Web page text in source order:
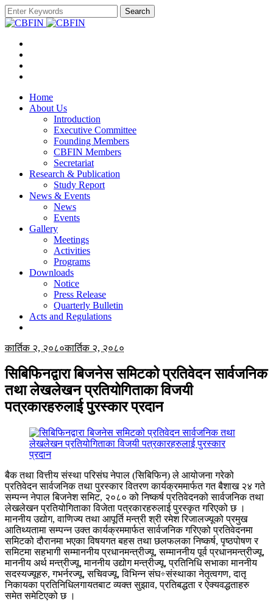
Search
Home
About Us
Introduction
Executive Committee
Founding Members
CBFIN Members
Secretariat
Research & Publication
Study Report
News & Events
News
Events
Gallery
Meetings
Activities
Programs
Downloads
Notice
Press Release
Quarterly Bulletin
Acts and Regulations
कार्तिक २, २०८०कार्तिक २, २०८०
सिबिफिनद्वारा बिजनेस समिटको प्रतिवेदन सार्वजनिक
तथा लेखलेखन प्रतियोगिताका विजयी
पत्रकारहरुलाई पुरस्कार प्रदान
बैक तथा वित्तीय संस्था परिसंघ नेपाल (सिबिफिन) ले आयोजना गरेको
प्रतिवेदन सार्वजनिक तथा पुरस्कार वितरण कार्यक्रममार्फत गत बैशाख २४ गते
सम्पन्न नेपाल बिजनेश समिट, २०८० को निष्कर्ष प्रतिवेदनको सार्वजनिक तथा
लेखलेखन प्रतियोगिताका विजेता पत्रकारहरुलाई पुरस्कृत गरिएको छ ।
माननीय उद्योग, वाणिज्य तथा आपूर्ति मन्त्री श्री रमेश रिजालज्यूको प्रमुख
आतिथ्यतामा सम्पन्न उक्त कार्यक्रममार्फत सार्वजनिक गरिएको प्रतिवेदनमा
समिटको दौरानमा भएका विषयगत बहस तथा छलफलका निष्कर्ष, पृष्ठपोषण र
समिटमा सहभागी सम्माननीय प्रधानमन्त्रीज्यू, सम्माननीय पूर्व प्रधानमन्त्रीज्यू,
माननीय अर्थ मन्त्रीज्यू, माननीय उद्योग मन्त्रीज्यू, प्रतिनिधि सभाका माननीय
सदस्यज्यूहरु, गभर्नरज्यू, सचिवज्यू, विभिन्न संघ÷संस्थाका नेतृत्वगण, दातृ
निकायका प्रतिनिधिलगायतबाट व्यक्त सुझाव, प्रतिबद्धता र ऐक्यवद्धताहरु
समेत समेटिएको छ ।